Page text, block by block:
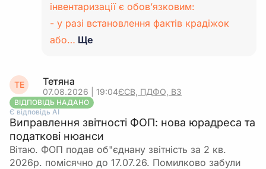
інвентаризації є обов’язковим:
- у разі встановлення фактів крадіжок
або… Ще
ТЕ Тетяна
07.08.2026 | 19:04ЄСВ, ПДФО, ВЗ
ВІДПОВІДЬ НАДАНО
Є відповідь АІ
Виправлення звітності ФОП: нова юрадреса та
податкові нюанси
Вітаю. ФОП подав об"єднану звітність за 2 кв.
2026р. помісячно до 17.07.26. Помилково забули